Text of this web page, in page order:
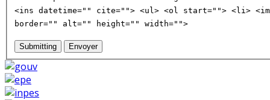
<ins datetime="" cite=""> <ul> <ol start=""> <li>
border="" alt="" height="" width="">
Submitting Envoyer